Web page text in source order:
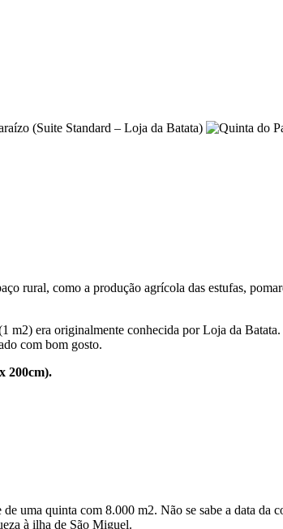
rural, como a produção agrícola das estufas,
m2) era originalmente conhecida por Loja da
com bom gosto.
200cm).
uma quinta com 8.000 m2. Não se sabe a data da
à ilha de São Miguel.